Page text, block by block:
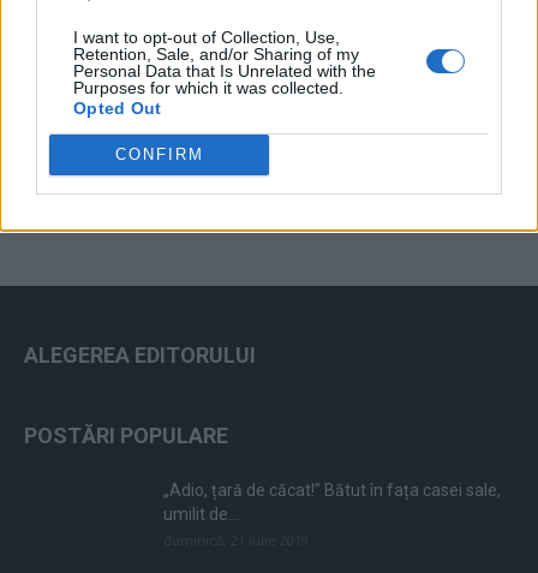
I want to opt-out of Collection, Use,
Retention, Sale, and/or Sharing of my
Personal Data that Is Unrelated with the
Purposes for which it was collected.
Opted Out
CONFIRM ad
ALEGEREA EDITORULUI
POSTĂRI POPULARE
„Adio, țară de căcat!” Bătut în fața casei sale,
umilit de...